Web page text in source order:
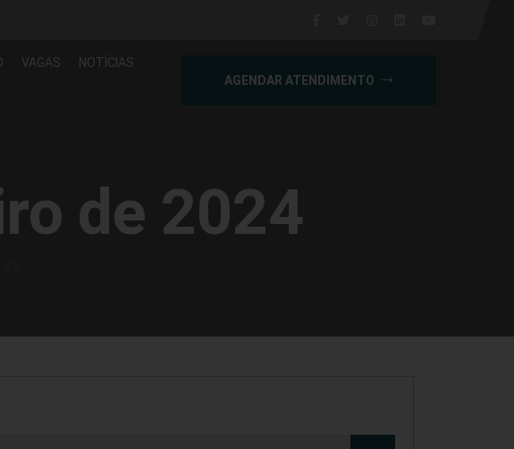
VAGAS NOTÍCIAS
AGENDAR ATENDIMENTO
de 2024